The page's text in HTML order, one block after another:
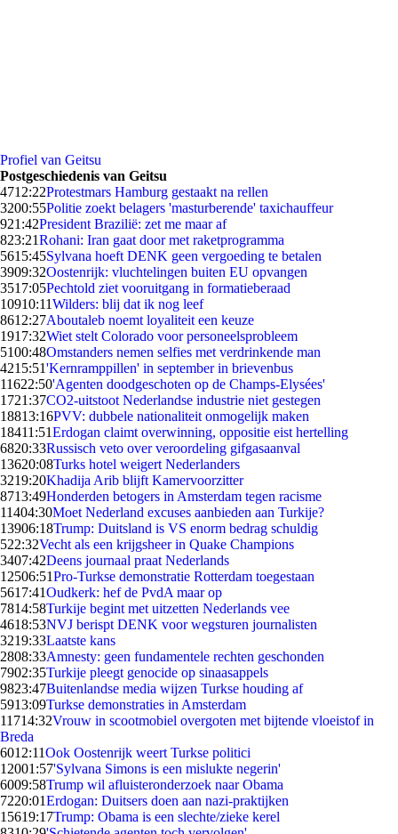
Profiel van Geitsu
Postgeschiedenis van Geitsu
4712:22Protestmars Hamburg gestaakt na rellen
3200:55Politie zoekt belagers 'masturberende' taxichauffeur
921:42President Brazilië: zet me maar af
823:21Rohani: Iran gaat door met raketprogramma
5615:45Sylvana hoeft DENK geen vergoeding te betalen
3909:32Oostenrijk: vluchtelingen buiten EU opvangen
3517:05Pechtold ziet vooruitgang in formatieberaad
10910:11Wilders: blij dat ik nog leef
8612:27Aboutaleb noemt loyaliteit een keuze
1917:32Wiet stelt Colorado voor personeelsprobleem
5100:48Omstanders nemen selfies met verdrinkende man
4215:51'Kernramppillen' in september in brievenbus
11622:50'Agenten doodgeschoten op de Champs-Elysées'
1721:37CO2-uitstoot Nederlandse industrie niet gestegen
18813:16PVV: dubbele nationaliteit onmogelijk maken
18411:51Erdogan claimt overwinning, oppositie eist hertelling
6820:33Russisch veto over veroordeling gifgasaanval
13620:08Turks hotel weigert Nederlanders
3219:20Khadija Arib blijft Kamervoorzitter
8713:49Honderden betogers in Amsterdam tegen racisme
11404:30Moet Nederland excuses aanbieden aan Turkije?
13906:18Trump: Duitsland is VS enorm bedrag schuldig
522:32Vecht als een krijgsheer in Quake Champions
3407:42Deens journaal praat Nederlands
12506:51Pro-Turkse demonstratie Rotterdam toegestaan
5617:41Oudkerk: hef de PvdA maar op
7814:58Turkije begint met uitzetten Nederlands vee
4618:53NVJ berispt DENK voor wegsturen journalisten
3219:33Laatste kans
2808:33Amnesty: geen fundamentele rechten geschonden
7902:35Turkije pleegt genocide op sinaasappels
9823:47Buitenlandse media wijzen Turkse houding af
5913:09Turkse demonstraties in Amsterdam
11714:32Vrouw in scootmobiel overgoten met bijtende vloeistof in
Breda
6012:11Ook Oostenrijk weert Turkse politici
12001:57'Sylvana Simons is een mislukte negerin'
6009:58Trump wil afluisteronderzoek naar Obama
7220:01Erdogan: Duitsers doen aan nazi-praktijken
15619:17Trump: Obama is een slechte/zieke kerel